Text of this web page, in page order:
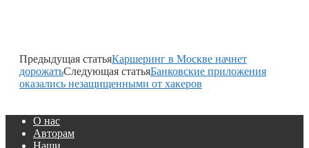
Предыдущая статьяКаршеринг в Москве начнет
дорожатьСледующая статьяБанковские приложения
оказались незащищенными от хакеров
О нас
Авторам
Наши